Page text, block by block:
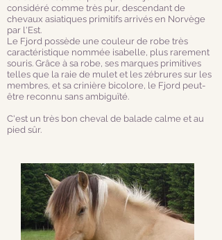
considéré comme très pur, descendant de
chevaux asiatiques primitifs arrivés en Norvège
par l'Est.
Le Fjord possède une couleur de robe très
caractéristique nommée isabelle, plus rarement
souris. Grâce à sa robe, ses marques primitives
telles que la raie de mulet et les zébrures sur les
membres, et sa crinière bicolore, le Fjord peut-
être reconnu sans ambiguïté.
C'est un très bon cheval de balade calme et au
pied sûr.